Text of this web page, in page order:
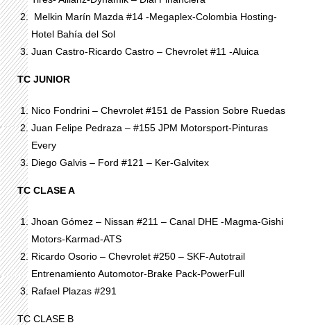
Melkin Marín Mazda #14 -Megaplex-Colombia Hosting-
Hotel Bahía del Sol
Juan Castro-Ricardo Castro – Chevrolet #11 -Aluica
TC JUNIOR
Nico Fondrini – Chevrolet #151 de Passion Sobre Ruedas
Juan Felipe Pedraza – #155 JPM Motorsport-Pinturas
Every
Diego Galvis – Ford #121 – Ker-Galvitex
TC CLASE A
Jhoan Gómez – Nissan #211 – Canal DHE -Magma-Gishi
Motors-Karmad-ATS
Ricardo Osorio – Chevrolet #250 – SKF-Autotrail
Entrenamiento Automotor-Brake Pack-PowerFull
Rafael Plazas #291
TC CLASE B